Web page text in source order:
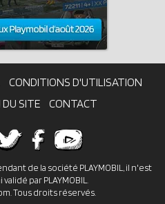
CONDITIONS D'UTILISATION
SITE CONTACT
de la société PLAYMOBIL, il n'est
par PLAYMOBIL.
Tous droits réservés.